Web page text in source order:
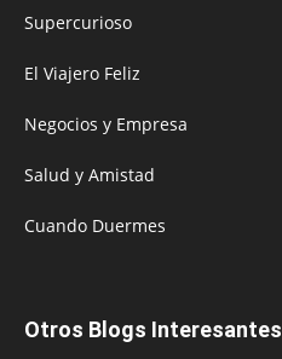
Supercurioso
El Viajero Feliz
Negocios y Empresa
Salud y Amistad
Cuando Duermes
Otros Blogs Interesantes